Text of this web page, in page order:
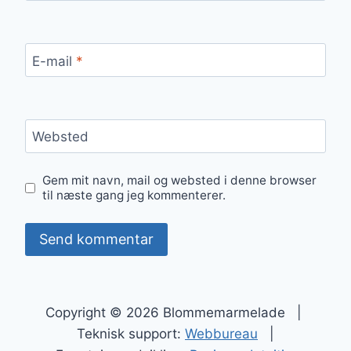
E-mail *
Websted
Gem mit navn, mail og websted i denne browser
til næste gang jeg kommenterer.
Copyright © 2026 Blommemarmelade |
Teknisk support: Webbureau